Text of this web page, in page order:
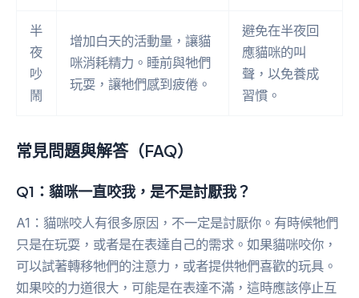
半
夜
吵
鬧
增加白天的活動量，讓貓
咪消耗精力。睡前與牠們
玩耍，讓牠們感到疲倦。
避免在半夜回
應貓咪的叫
聲，以免養成
習慣。
常見問題與解答（FAQ）
Q1：貓咪一直咬我，是不是討厭我？
A1：貓咪咬人有很多原因，不一定是討厭你。有時候牠們
只是在玩耍，或者是在表達自己的需求。如果貓咪咬你，
可以試著轉移牠們的注意力，或者提供牠們喜歡的玩具。
如果咬的力道很大，可能是在表達不滿，這時應該停止互